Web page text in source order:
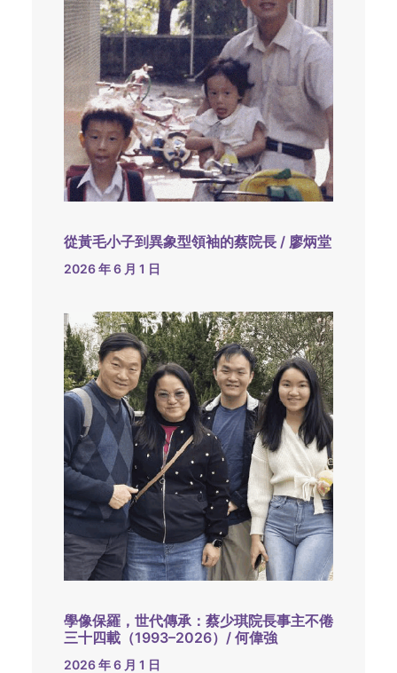
從黃毛小子到異象型領袖的蔡院長 / 廖炳堂
2026 年 6 月 1 日
學像保羅，世代傳承：蔡少琪院長事主不倦
三十四載（1993–2026）/ 何偉強
2026 年 6 月 1 日